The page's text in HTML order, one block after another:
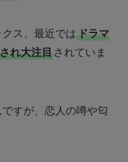
ス、最近ではドラマ
れ大注目されていま
すが、恋人の噂や匂